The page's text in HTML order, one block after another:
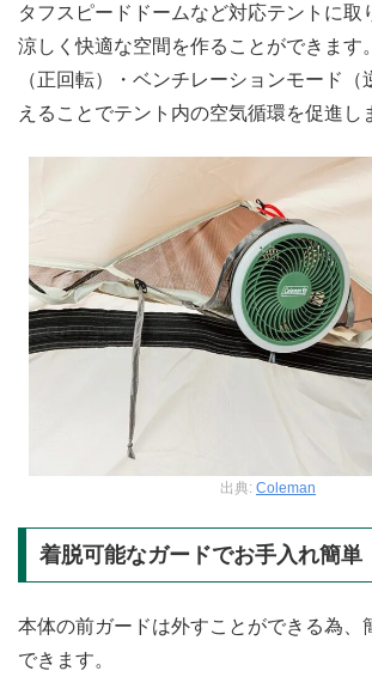
タフスピードドームなど対応テントに取
涼しく快適な空間を作ることができます
（正回転）・ベンチレーションモード
えることでテント内の空気循環を促進し
出典: Coleman
着脱可能なガードでお手入れ簡単
本体の前ガードは外すことができる為、
できます。